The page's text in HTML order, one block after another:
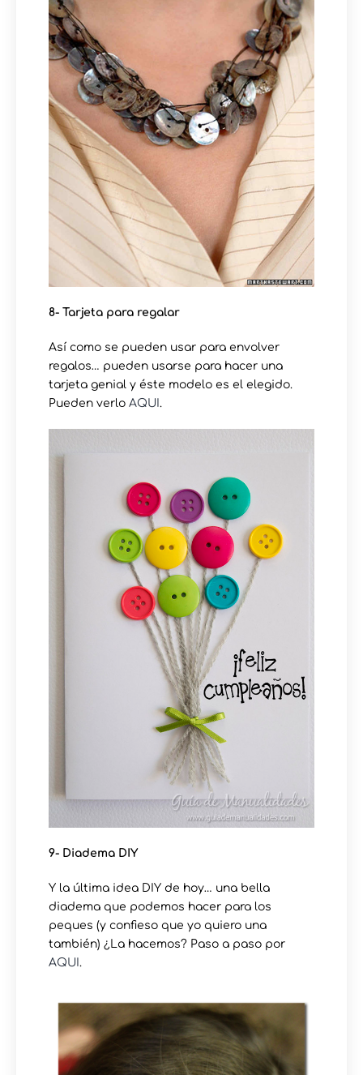
8- Tarjeta para regalar
Así como se pueden usar para envolver
regalos… pueden usarse para hacer una
tarjeta genial y éste modelo es el elegido.
Pueden verlo AQUI .
9- Diadema DIY
Y la última idea DIY de hoy… una bella
diadema que podemos hacer para los
peques (y confieso que yo quiero una
también) ¿La hacemos? Paso a paso por
AQUI .